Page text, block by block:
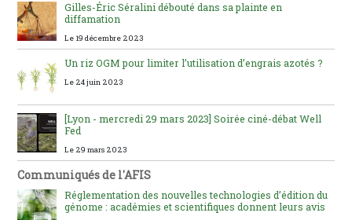
Gilles-Éric Séralini débouté dans sa plainte en
diffamation
Le 19 décembre 2023
Un riz OGM pour limiter l’utilisation d’engrais azotés ?
Le 24 juin 2023
[Lyon - mercredi 29 mars 2023] Soirée ciné-débat Well
Fed
Le 29 mars 2023
Communiqués de l'AFIS
Réglementation des nouvelles technologies d’édition du
génome : académies et scientifiques donnent leurs avis